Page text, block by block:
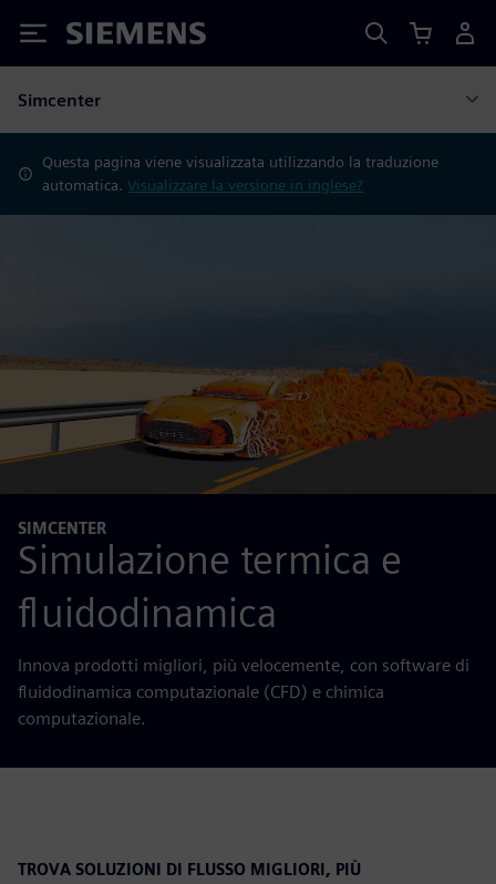
Siemens
Simcenter
Questa pagina viene visualizzata utilizzando la traduzione
automatica.Visualizzare la versione in inglese?
SIMCENTER
Simulazione termica e
fluidodinamica
Innova prodotti migliori, più velocemente, con software di
fluidodinamica computazionale (CFD) e chimica
computazionale.
TROVA SOLUZIONI DI FLUSSO MIGLIORI, PIÙ